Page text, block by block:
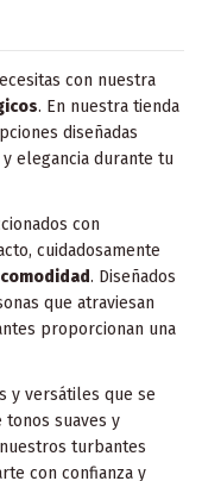
con nuestra
. En nuestra tienda
diseñadas
elegancia durante tu
con
cuidadosamente
. Diseñados
que atraviesan
proporcionan una
y versátiles que se
tonos suaves y
turbantes
con confianza y